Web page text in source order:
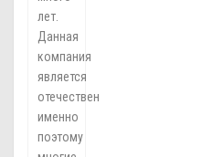
лет.
Данная
компания
является
отечественной,
именно
поэтому